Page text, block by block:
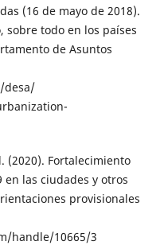
(16 de mayo de 2018).
sobre todo en los países
de Asuntos
desa/
(2020). Fortalecimiento
las ciudades y otros
provisionales
hand­le/10665/3